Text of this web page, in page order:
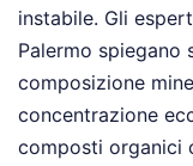
instabile. Gli
Palermo spiegano
composizione
concentrazione
composti organici